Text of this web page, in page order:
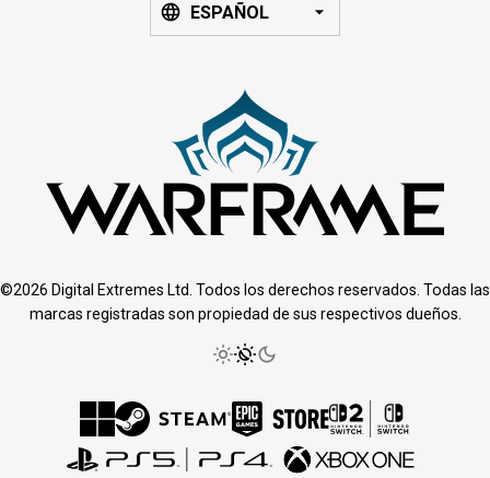
ESPAÑOL
©2026 Digital Extremes Ltd. Todos los derechos reservados. Todas las
marcas registradas son propiedad de sus respectivos dueños.